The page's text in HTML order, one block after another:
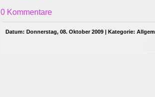
0 Kommentare
Datum: Donnerstag, 08. Oktober 2009 | Kategorie: